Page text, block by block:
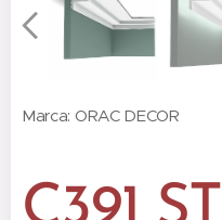
Marca: ORAC DECOR